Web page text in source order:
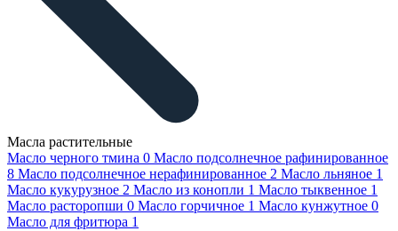
Масла растительные
Масло черного тмина 0 Масло подсолнечное рафинированное
8 Масло подсолнечное нерафинированное 2 Масло льняное 1
Масло кукурузное 2 Масло из конопли 1 Масло тыквенное 1
Масло расторопши 0 Масло горчичное 1 Масло кунжутное 0
Масло для фритюра 1